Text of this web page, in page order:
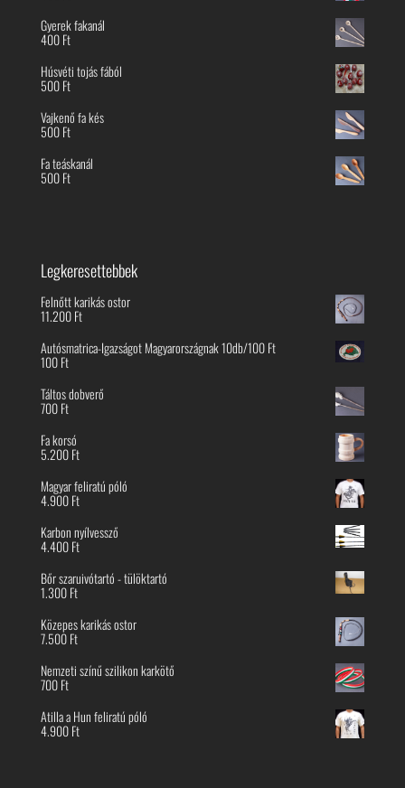
Gyerek fakanál
400Ft
Húsvéti tojás fából
500Ft
Vajkenő fa kés
500Ft
Fa teáskanál
500Ft
Legkeresettebbek
Felnőtt karikás ostor
11.200Ft
Autósmatrica-Igazságot Magyarországnak 10db/100 Ft
100Ft
Táltos dobverő
700Ft
Fa korsó
5.200Ft
Magyar feliratú póló
4.900Ft
Karbon nyílvessző
4.400Ft
Bőr szaruivótartó - tülöktartó
1.300Ft
Közepes karikás ostor
7.500Ft
Nemzeti színű szilikon karkötő
700Ft
Atilla a Hun feliratú póló
4.900Ft